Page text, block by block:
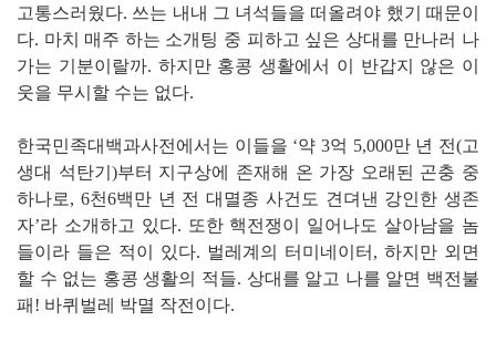
고통스러웠다. 쓰는 내내 그 녀석들을 떠올려야 했기 때문이
다. 마치 매주 하는 소개팅 중 피하고 싶은 상대를 만나러 나
가는 기분이랄까. 하지만 홍콩 생활에서 이 반갑지 않은 이
웃을 무시할 수는 없다.
한국민족대백과사전에서는 이들을 ‘약 3억 5,000만 년 전(고
생대 석탄기)부터 지구상에 존재해 온 가장 오래된 곤충 중
하나로, 6천6백만 년 전 대멸종 사건도 견뎌낸 강인한 생존
자’라 소개하고 있다. 또한 핵전쟁이 일어나도 살아남을 놈
들이라 들은 적이 있다. 벌레계의 터미네이터, 하지만 외면
할 수 없는 홍콩 생활의 적들. 상대를 알고 나를 알면 백전불
패! 바퀴벌레 박멸 작전이다.